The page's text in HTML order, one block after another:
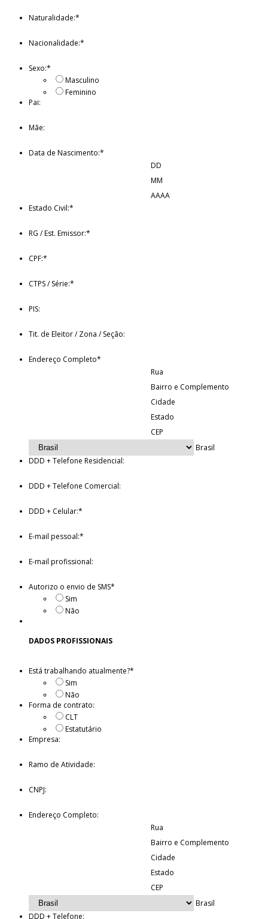
Naturalidade:*
Nacionalidade:*
Sexo:*
Masculino
Feminino
Pai:
Mãe:
Data de Nascimento:*
DD
MM
AAAA
Estado Civil:*
RG / Est. Emissor:*
CPF:*
CTPS / Série:*
PIS:
Tit. de Eleitor / Zona / Seção:
Endereço Completo*
Rua
Bairro e Complemento
Cidade
Estado
CEP
Brasil
DDD + Telefone Residencial:
DDD + Telefone Comercial:
DDD + Celular:*
E-mail pessoal:*
E-mail profissional:
Autorizo o envio de SMS*
Sim
Não
DADOS PROFISSIONAIS
Está trabalhando atualmente?*
Sim
Não
Forma de contrato:
CLT
Estatutário
Empresa:
Ramo de Atividade:
CNPJ:
Endereço Completo:
Rua
Bairro e Complemento
Cidade
Estado
CEP
Brasil
DDD + Telefone: